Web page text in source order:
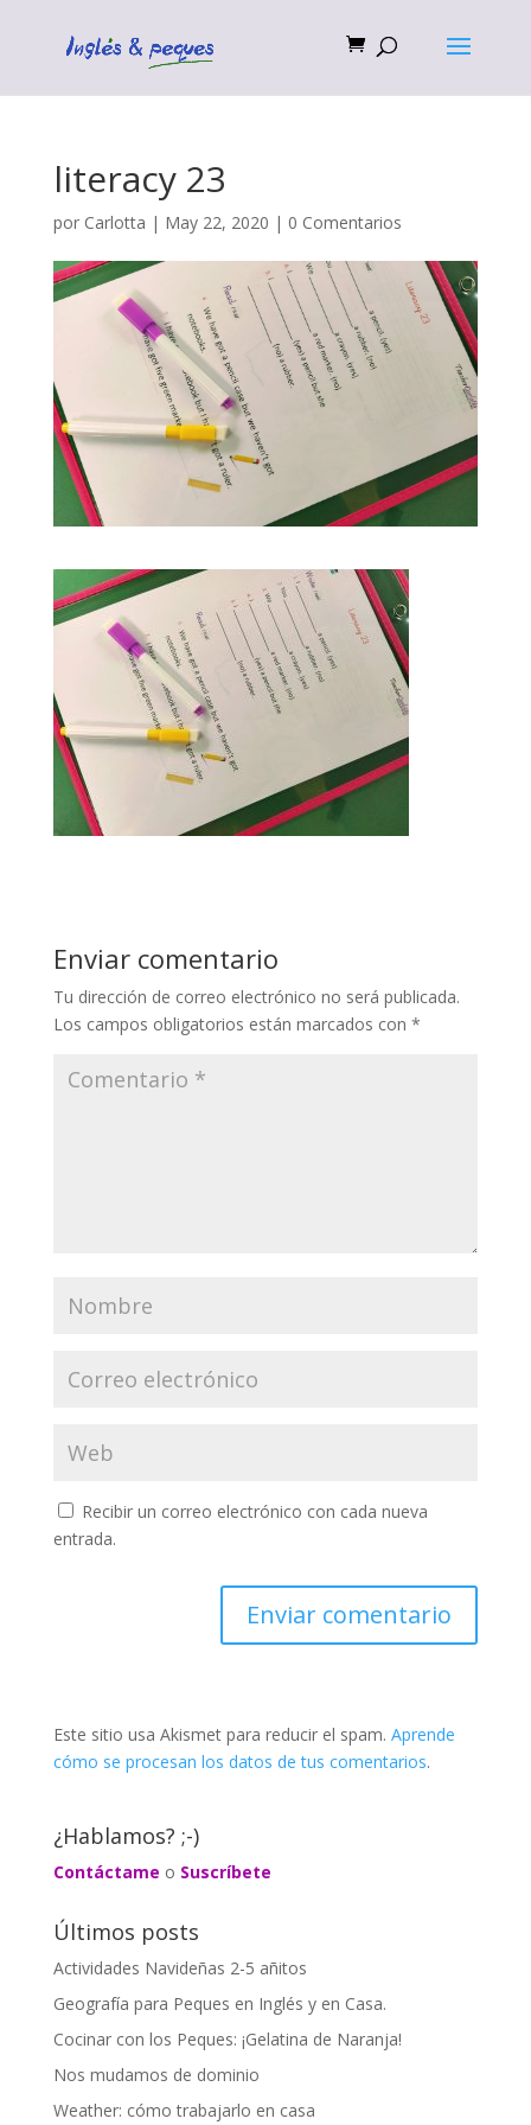
literacy 23
por Carlotta | May 22, 2020 | 0 Comentarios
Enviar comentario
Tu dirección de correo electrónico no será publicada.
Los campos obligatorios están marcados con *
Recibir un correo electrónico con cada nueva
entrada.
Este sitio usa Akismet para reducir el spam. Aprende
cómo se procesan los datos de tus comentarios.
¿Hablamos? ;-)
Contáctame o Suscríbete
Últimos posts
Actividades Navideñas 2-5 añitos
Geografía para Peques en Inglés y en Casa.
Cocinar con los Peques: ¡Gelatina de Naranja!
Nos mudamos de dominio
Weather: cómo trabajarlo en casa